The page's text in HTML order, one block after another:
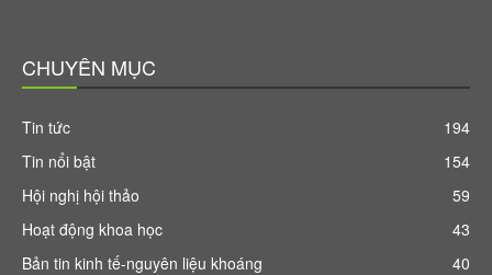
CHUYÊN MỤC
Tin tức
194
Tin nổi bật
154
Hội nghị hội thảo
59
Hoạt động khoa học
43
Bản tin kinh tế-nguyên liệu khoáng
40